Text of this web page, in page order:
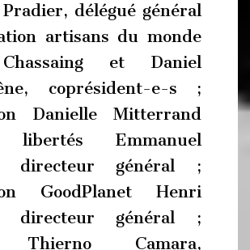
délégué général
artisans du monde
et Daniel
coprésident-e-s ;
Danielle Mitterrand
libertés Emmanuel
directeur général ;
GoodPlanet Henri
directeur général ;
Thierno Camara,